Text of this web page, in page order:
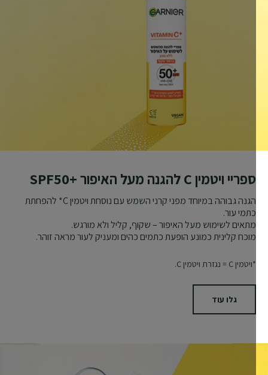
ספריי ויטמין C להגנה מעל האיפור +SPF50
הגנה גבוהה במיוחד מפני קרני השמש עם נוסחת ויטמין C* להפחתת
כתמי עור.
מתאים לשימוש מעל האיפור – שקוף, קליל ולא מורגש.
מוכח קלינית כמונע הופעת כתמים כהים ומעניק לעור מראה זוהר.
*ויטמין C = נגזרת ויטמין C.
גלו עוד